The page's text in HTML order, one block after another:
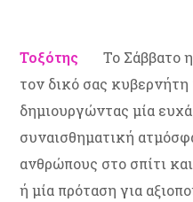
Τοξότης
Το Σάββατο η
τον δικό σας
δημιουργώντας μία
συναισθηματική
ανθρώπους στο σπίτι
ή μία πρόταση για